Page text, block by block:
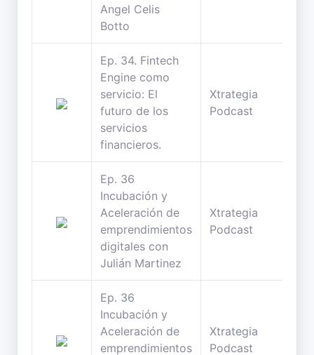
Angel Celis
Botto
Ep. 34. Fintech
Engine como
servicio: El
futuro de los
servicios
financieros.
Xtrategia
Podcast
Ep. 36
Incubación y
Aceleración de
emprendimientos
digitales con
Julián Martinez
Xtrategia
Podcast
Ep. 36
Incubación y
Aceleración de
emprendimientos
Xtrategia
Podcast